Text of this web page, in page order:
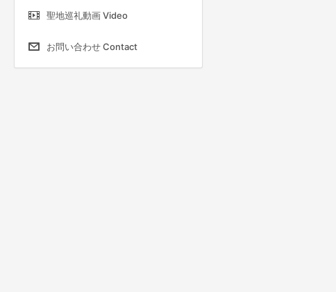
聖地巡礼動画 Video
お問い合わせ Contact